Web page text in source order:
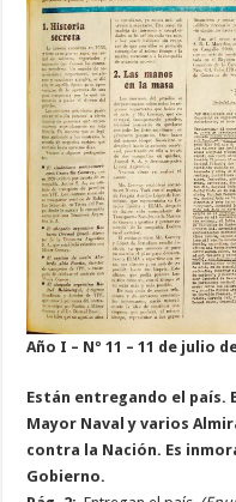
Año I – Nº 11 – 11 de julio
Están entregando el país.
Mayor Naval y varios
contra la Nación. Es
Gobierno.